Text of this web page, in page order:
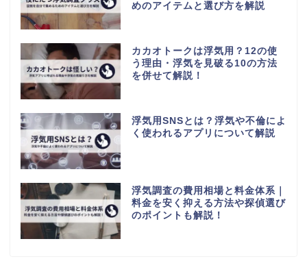
めのアイテムと選び方を解説
カカオトークは浮気用？12の使
う理由・浮気を見破る10の方法
を併せて解説！
浮気用SNSとは？浮気や不倫によ
く使われるアプリについて解説
浮気調査の費用相場と料金体系｜
料金を安く抑える方法や探偵選び
のポイントも解説！